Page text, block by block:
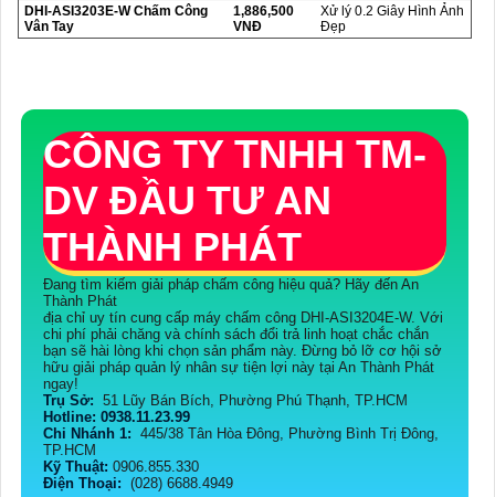
DHI-ASI3203E-W Chấm Công
Vân Tay
1,886,500
VNĐ
Xử lý 0.2 Giây Hình Ảnh
Đẹp
CÔNG TY TNHH TM-
DV ĐẦU TƯ AN
THÀNH PHÁT
Đang tìm kiếm giải pháp chấm công hiệu quả? Hãy đến An
Thành Phát
địa chỉ uy tín cung cấp máy chấm công DHI-ASI3204E-W. Với
chi phí phải chăng và chính sách đổi trả linh hoạt chắc chắn
bạn sẽ hài lòng khi chọn sản phẩm này. Đừng bỏ lỡ cơ hội sở
hữu giải pháp quản lý nhân sự tiện lợi này tại An Thành Phát
ngay!
Trụ Sở: 51 Lũy Bán Bích, Phường Phú Thạnh, TP.HCM
Hotline: 0938.11.23.99
Chi Nhánh 1: 445/38 Tân Hòa Đông, Phường Bình Trị Đông,
TP.HCM
Kỹ Thuật: 0906.855.330
Điện Thoại: (028) 6688.4949